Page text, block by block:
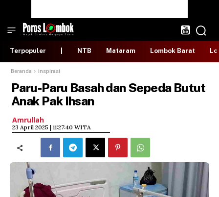
Terpopuler NTB Mataram Lombok Barat
Beranda inspirasi
Paru-Paru Basah dan Sepeda Butut
Anak Pak Ihsan
Amrullah
​23 April 2025 | 11:27:40 WITA